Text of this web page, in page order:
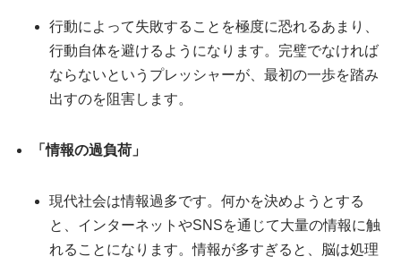
行動によって失敗することを極度に恐れるあまり、
行動自体を避けるようになります。完璧でなければ
ならないというプレッシャーが、最初の一歩を踏み
出すのを阻害します。
「情報の過負荷」
現代社会は情報過多です。何かを決めようとする
と、インターネットやSNSを通じて大量の情報に触
れることになります。情報が多すぎると、脳は処理